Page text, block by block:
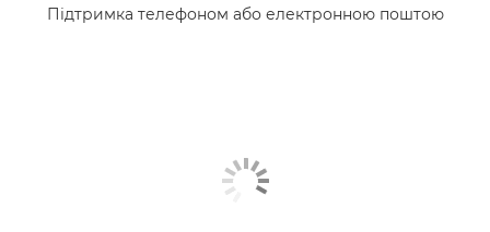
Підтримка телефоном або електронною поштою